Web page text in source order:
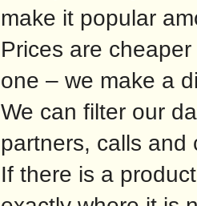
make it popular
Prices are
one – we make a
We can filter our
partners, calls and
If there is a